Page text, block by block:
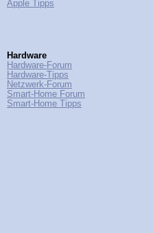
Apple Tipps
Hardware
Hardware-Forum
Hardware-Tipps
Netzwerk-Forum
Smart-Home Forum
Smart-Home Tipps